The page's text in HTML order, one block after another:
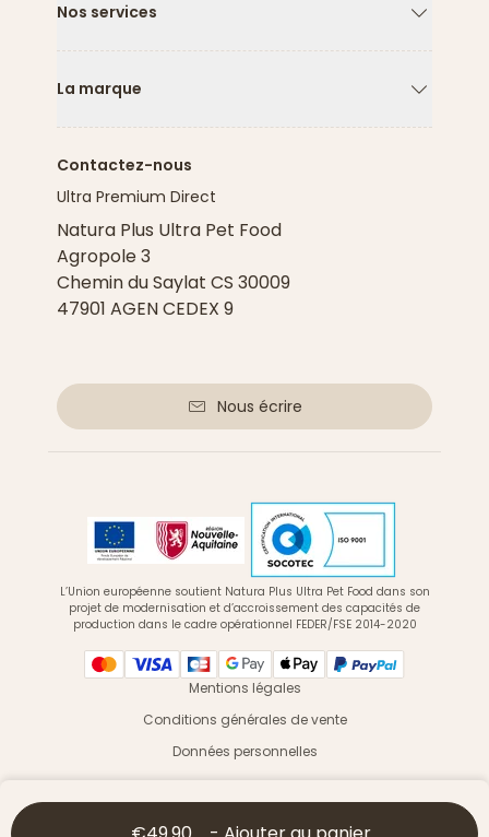
Nos services
La marque
Contactez-nous
Ultra Premium Direct
Natura Plus Ultra Pet Food
Agropole 3
Chemin du Saylat CS 30009
47901 AGEN CEDEX 9
Nous écrire
L’Union européenne soutient Natura Plus Ultra Pet Food dans son
projet de modernisation et d’accroissement des capacités de
production dans le cadre opérationnel FEDER/FSE 2014-2020
Mentions légales
Conditions générales de vente
Données personnelles
© 2026 Ultra Premium Direct - Tous droits réservés